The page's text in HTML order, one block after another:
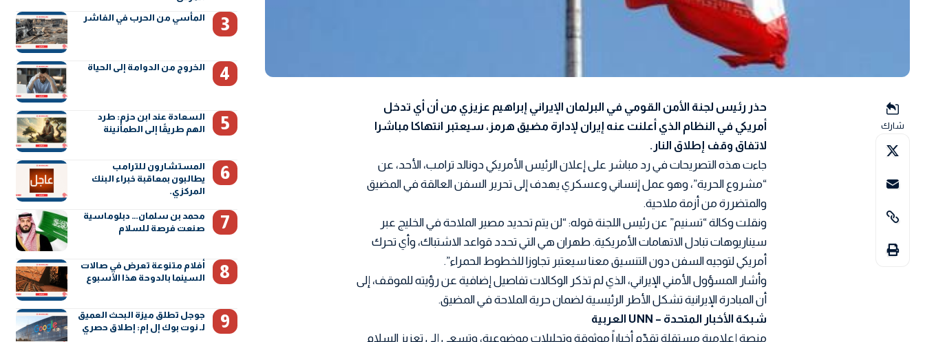
شارك
حذر رئيس لجنة الأمن القومي في البرلمان الإيراني إبراهيم عزيزي من أن أي تدخل
أمريكي في النظام الذي أعلنت عنه إيران لإدارة مضيق هرمز، سيعتبر انتهاكا مباشرا
لاتفاق وقف إطلاق النار.
جاءت هذه التصريحات في رد مباشر على إعلان الرئيس الأمريكي دونالد ترامب، الأحد، عن
“مشروع الحرية”، وهو عمل إنساني وعسكري يهدف إلى تحرير السفن العالقة في المضيق
والمتضررة من أزمة ملاحية.
ونقلت وكالة “تسنيم” عن رئيس اللجنة قوله: “لن يتم تحديد مصير الملاحة في الخليج عبر
سيناريوهات تبادل الاتهامات الأمريكية. طهران هي التي تحدد قواعد الاشتباك، وأي تحرك
أمريكي لتوجيه السفن دون التنسيق معنا سيعتبر تجاوزا للخطوط الحمراء”.
وأشار المسؤول الأمني الإيراني، الذي لم تذكر الوكالات تفاصيل إضافية عن رؤيته للموقف، إلى
أن المبادرة الإيرانية تشكل الأطر الرئيسية لضمان حرية الملاحة في المضيق.
شبكة الأخبار المتحدة – UNN العربية
منصة إعلامية مستقلة تقدّم أخباراً موثوقة وتحليلات موضوعية، وتسعى إلى تعزيز السلام
المأسي من الحرب في الفاشر
الخروج من الدوامة إلى الحياة
السعادة عند ابن حزم: طرد
الهم طريقًا إلى الطمأنينة
المستشارون للترامب
يطالبون بمعاقبة خبراء البنك
المركزي.
محمد بن سلمان… دبلوماسية
صنعت فرصة للسلام
أفلام متنوعة تعرض في صالات
السينما بالدوحة هذا الأسبوع
جوجل تطلق ميزة البحث العميق
لـ نوت بوك إل إم: إطلاق حصري